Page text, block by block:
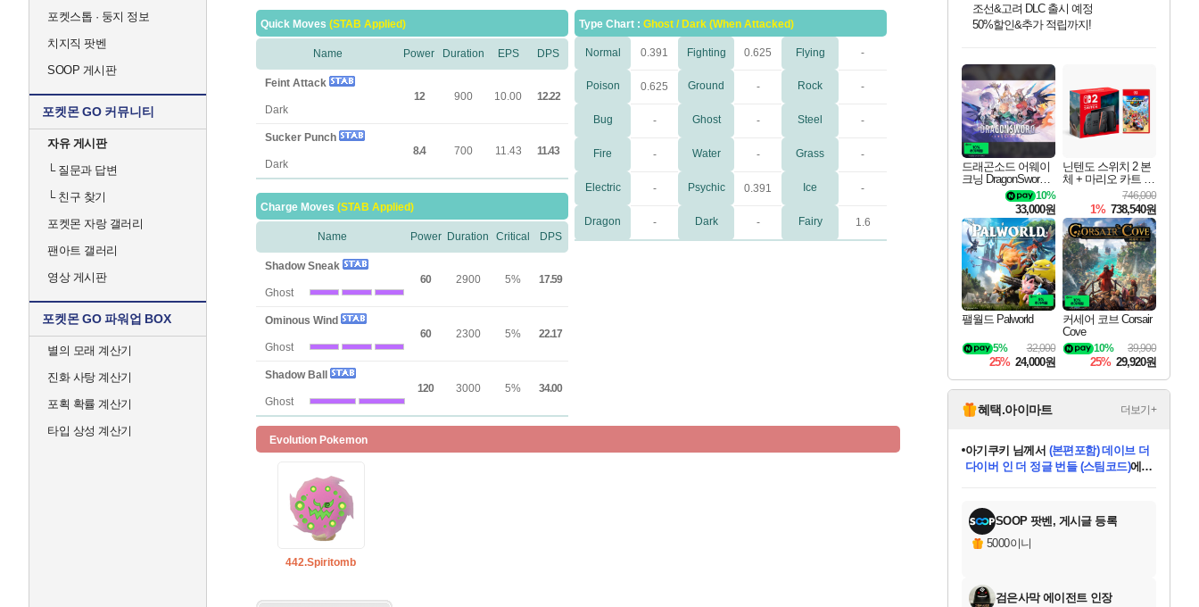
포켓스톱 · 둥지 정보
치지직 팟벤
SOOP 게시판
포켓몬 GO 커뮤니티
자유 게시판
└질문과 답변
└친구 찾기
포켓몬 자랑 갤러리
팬아트 갤러리
영상 게시판
포켓몬 GO 파워업 BOX
별의 모래 계산기
진화 사탕 계산기
포획 확률 계산기
타입 상성 계산기
Quick Moves (STAB Applied)
Name Power Duration EPS DPS
Feint Attack
Dark
12 900 10.00 12.22
Sucker Punch
Dark
8.4 700 11.43 11.43
Charge Moves (STAB Applied)
Name Power Duration Critical DPS
Shadow Sneak
Ghost
60 2900 5% 17.59
Ominous Wind
Ghost
60 2300 5% 22.17
Shadow Ball
Ghost
120 3000 5% 34.00
Type Chart : Ghost / Dark (When Attacked)
Normal 0.391 Fighting 0.625 Flying -
Poison 0.625 Ground - Rock -
Bug - Ghost - Steel -
Fire - Water - Grass -
Electric - Psychic 0.391 Ice -
Dragon - Dark - Fairy 1.6
Evolution Pokemon
442.Spiritomb
최대 90% 할인가를 만나보세요!
네이버혜택과 함께 만나보세요!
조선&고려 DLC 출시 예정
50%할인&추가 적립까지!
이니&베니 혜택까지!
네이버 혜택가와 함께 예약하세요!
할인&네이버혜택으로 만나보세요!
네이버페이 혜택과 만나보세요!
40주년 프로모션으로 만나보세요!
네이버 포인트 혜택까지!
할인가에 만나보세요!
일부 에디션 상시 할인!
혜택으로 예약 판매 중
편안하게 충전하세요
드래곤소드 어웨이
크닝 DragonSword A
10%
33,000원
닌텐도 스위치 2 본
체 + 마리오 카트 월
746,000
1% 738,540원
팰월드 Palworld
32,000
5%
25% 24,000원
커세어 코브 Corsair
Cove
39,900
10%
25% 29,920원
혜택.아이마트 더보기+
당첨되셨습니다.
아기쿠키 님께서 (본편포함) 데이브 더
다이버 인 더 정글 번들 (스팀코드)에
당첨되셨습니다.
eksxo 님께서디스코 엘리시움 최종판
당첨되셨습니다.
당첨되셨습니다.
에디션 (스팀코드) 를 교환.
당첨되셨습니다.
당첨되셨습니다.
당첨되셨습니다.
당첨되셨습니다.
SOOP 팟벤, 게시글 등록
5000이니
검은사막 에이전트 인장